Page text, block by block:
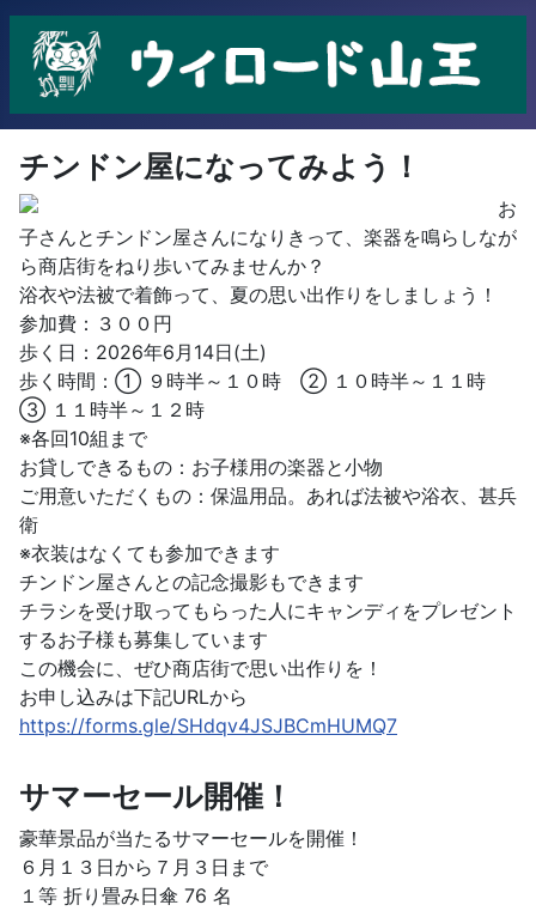
チンドン屋になってみよう！
お
子さんとチンドン屋さんになりきって、楽器を鳴らしなが
ら商店街をねり歩いてみませんか？
浴衣や法被で着飾って、夏の思い出作りをしましょう！
参加費：３００円
歩く日：2026年6月14日(土)
歩く時間：① ９時半～１０時 ② １０時半～１１時
③ １１時半～１２時
※各回10組まで
お貸しできるもの：お子様用の楽器と小物
ご用意いただくもの：保温用品。あれば法被や浴衣、甚兵
衛
※衣装はなくても参加できます
チンドン屋さんとの記念撮影もできます
チラシを受け取ってもらった人にキャンディをプレゼント
するお子様も募集しています
この機会に、ぜひ商店街で思い出作りを！
お申し込みは下記URLから
https://forms.gle/SHdqv4JSJBCmHUMQ7
サマーセール開催！
豪華景品が当たるサマーセールを開催！
６月１３日から７月３日まで
１等 折り畳み日傘 76 名